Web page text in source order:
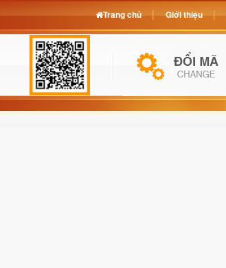
Trang chủ Giới thiệu